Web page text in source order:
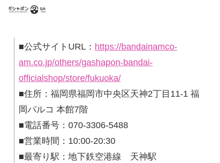
■公式サイトURL： https://bandainamco-
am.co.jp/others/gashapon-bandai-
officialshop/store/fukuoka/
■住所：福岡県福岡市中央区天神2丁目11-1 福
岡パルコ 本館7階
■電話番号：070-3306-5488
■営業時間：10:00-20:30
■最寄り駅：地下鉄空港線 天神駅